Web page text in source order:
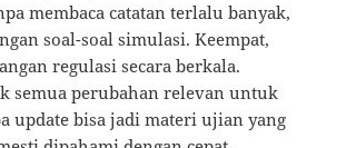
membaca catatan terlalu banyak,
soal-soal simulasi. Keempat,
regulasi secara berkala.
semua perubahan relevan untuk
update bisa jadi materi ujian yang